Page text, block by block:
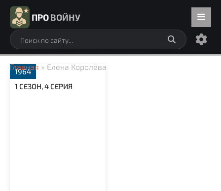
ПРОВОЙНУ
Главная » Елена Королёва
1964
1 СЕЗОН, 4 СЕРИЯ